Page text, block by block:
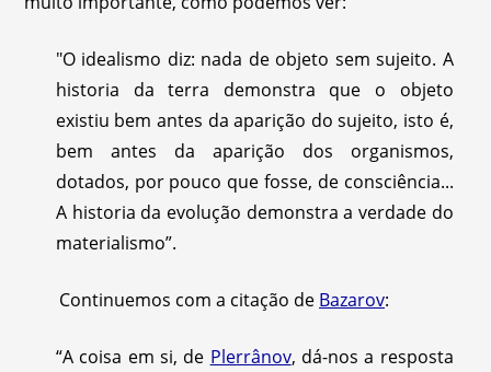
"O idealismo diz: nada de objeto sem sujeito. A
historia da terra demonstra que o objeto
existiu bem antes da aparição do sujeito, isto é,
bem antes da aparição dos organismos,
dotados, por pouco que fosse, de consciência...
A historia da evolução demonstra a verdade do
materialismo”.
Continuemos com a citação de Bazarov:
“A coisa em si, de Plerrânov, dá-nos a resposta